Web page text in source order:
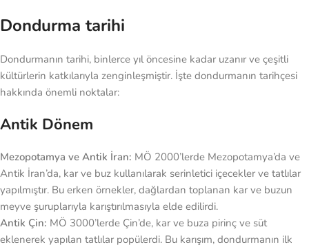
Dondurma tarihi
Dondurmanın tarihi, binlerce yıl öncesine kadar uzanır ve çeşitli
kültürlerin katkılarıyla zenginleşmiştir. İşte dondurmanın tarihçesi
hakkında önemli noktalar:
Antik Dönem
Mezopotamya ve Antik İran: MÖ 2000’lerde Mezopotamya’da ve
Antik İran’da, kar ve buz kullanılarak serinletici içecekler ve tatlılar
yapılmıştır. Bu erken örnekler, dağlardan toplanan kar ve buzun
meyve şuruplarıyla karıştırılmasıyla elde edilirdi.
Antik Çin: MÖ 3000’lerde Çin’de, kar ve buza pirinç ve süt
eklenerek yapılan tatlılar popülerdi. Bu karışım, dondurmanın ilk